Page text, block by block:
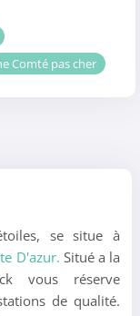
Comté pas cher
se situe à
D'azur. Situé a la
vous réserve
de qualité.